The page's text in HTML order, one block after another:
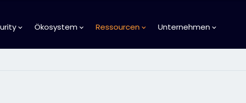
Ökosystem Ressourcen Unternehmen